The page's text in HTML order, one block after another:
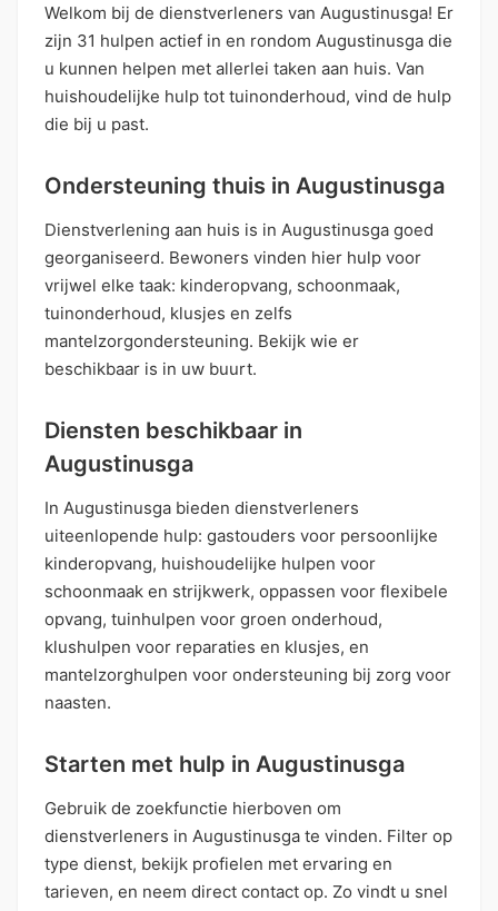
Welkom bij de dienstverleners van Augustinusga! Er
zijn 31 hulpen actief in en rondom Augustinusga die
u kunnen helpen met allerlei taken aan huis. Van
huishoudelijke hulp tot tuinonderhoud, vind de hulp
die bij u past.
Ondersteuning thuis in Augustinusga
Dienstverlening aan huis is in Augustinusga goed
georganiseerd. Bewoners vinden hier hulp voor
vrijwel elke taak: kinderopvang, schoonmaak,
tuinonderhoud, klusjes en zelfs
mantelzorgondersteuning. Bekijk wie er
beschikbaar is in uw buurt.
Diensten beschikbaar in
Augustinusga
In Augustinusga bieden dienstverleners
uiteenlopende hulp: gastouders voor persoonlijke
kinderopvang, huishoudelijke hulpen voor
schoonmaak en strijkwerk, oppassen voor flexibele
opvang, tuinhulpen voor groen onderhoud,
klushulpen voor reparaties en klusjes, en
mantelzorghulpen voor ondersteuning bij zorg voor
naasten.
Starten met hulp in Augustinusga
Gebruik de zoekfunctie hierboven om
dienstverleners in Augustinusga te vinden. Filter op
type dienst, bekijk profielen met ervaring en
tarieven, en neem direct contact op. Zo vindt u snel